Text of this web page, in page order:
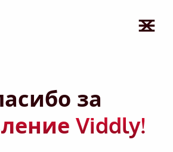
за
Viddly!